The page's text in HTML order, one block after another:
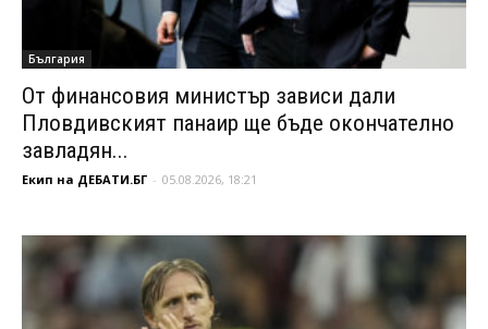
България
От финансовия министър зависи дали
Пловдивският панаир ще бъде окончателно
завладян...
Екип на ДЕБАТИ.БГ - 05.08.2026, 18:21